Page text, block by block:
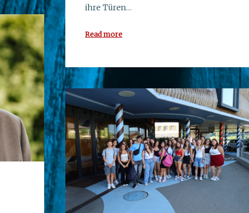
ihre Türen…
Read more